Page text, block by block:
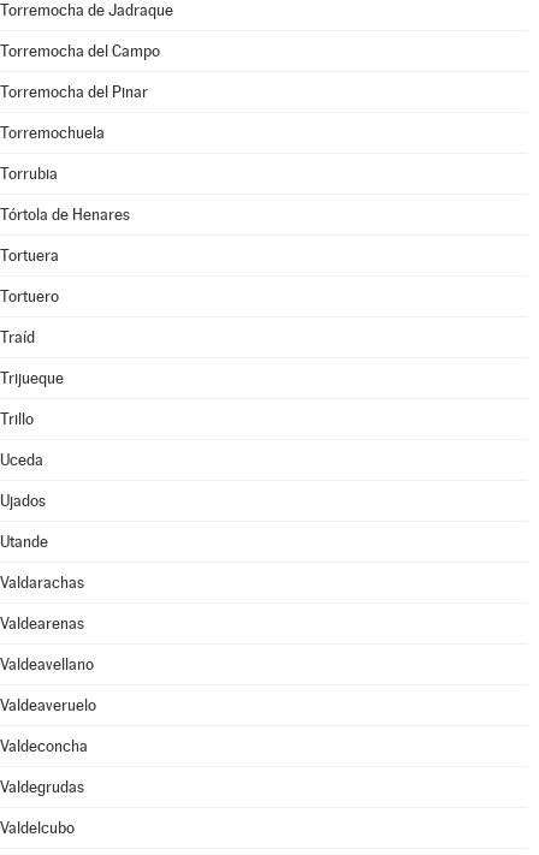
Torremocha de Jadraque
Torremocha del Campo
Torremocha del Pinar
Torremochuela
Torrubia
Tórtola de Henares
Tortuera
Tortuero
Traíd
Trijueque
Trillo
Uceda
Ujados
Utande
Valdarachas
Valdearenas
Valdeavellano
Valdeaveruelo
Valdeconcha
Valdegrudas
Valdelcubo